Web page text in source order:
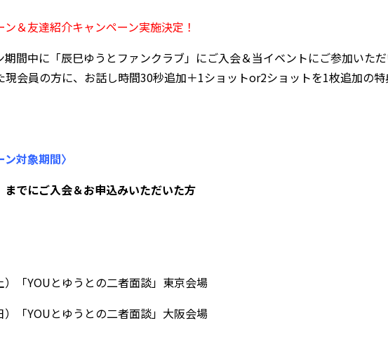
＆友達紹介キャンペーン実施決定！
期間中に「辰巳ゆうとファンクラブ」にご入会＆当イベントにご参加いた
現会員の方に、お話し時間30秒追加＋1ショットor2ショットを1枚追加の
対象期間〉
までにご入会＆お申込みいただいた方
）「YOUとゆうとの二者面談」東京会場
）「YOUとゆうとの二者面談」大阪会場